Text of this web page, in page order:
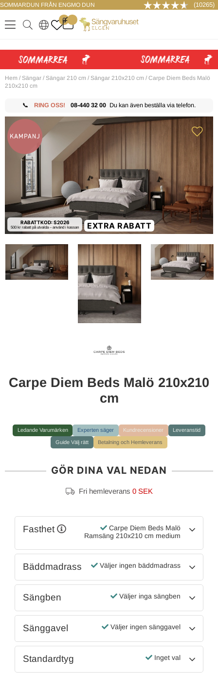
SOMMARDUN FRÅN ENGMO DUN (10265)
.
0
. ..
LOGGA IN
Hem / Sängar / Sängar 210 cm / Sängar 210x210 cm / Carpe Diem Beds Malö
210x210 cm
📞 RING OSS! 08-440 32 00 Du kan även beställa via telefon.
RABATTKOD: S2026
500 kr rabatt på utvalda – använd i kassan EXTRA RABATT
Carpe Diem Beds Malö 210x210
cm
Ledande Varumärken Experten säger Kundrecensioner Leveranstid
Guide Välj rätt Betalning och Hemleverans
GÖR DINA VAL NEDAN
Fri hemleverans 0 SEK
Fasthet
Carpe Diem Beds Malö
Ramsäng 210x210 cm medium
Bäddmadrass Väljer ingen bäddmadrass
Sängben Väljer inga sängben
Sänggavel Väljer ingen sänggavel
Standardtyg Inget val